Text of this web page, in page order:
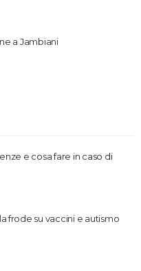
a Jambiani
e cosa fare in caso di
frode su vaccini e autismo